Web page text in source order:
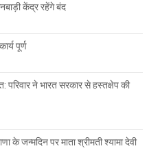
केंद्र रहेंगे बंद
पूर्ण
ने भारत सरकार से हस्तक्षेप की
के जन्मदिन पर माता श्रीमती श्यामा देवी